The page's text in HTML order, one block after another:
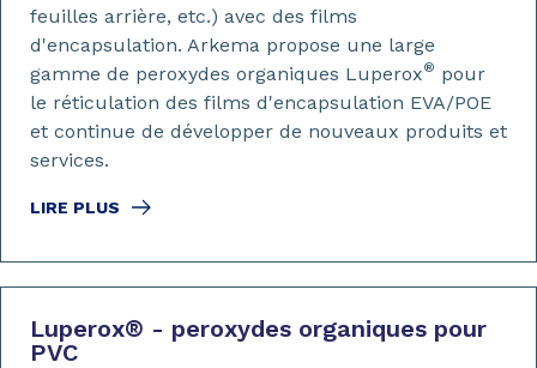
LIRE PLUS
feuilles arrière, etc.) avec des films
d'encapsulation. Arkema propose une large
gamme de peroxydes organiques Luperox® pour
le réticulation des films d'encapsulation EVA/POE
et continue de développer de nouveaux produits et
services.
Luperox® - peroxydes organiques pour
PVC